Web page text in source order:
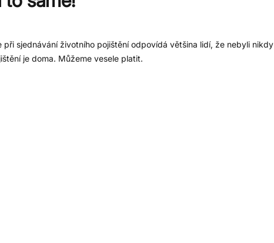
sjednávání životního pojištění odpovídá většina lidí, že nebyli nikdy
je doma. Můžeme vesele platit.